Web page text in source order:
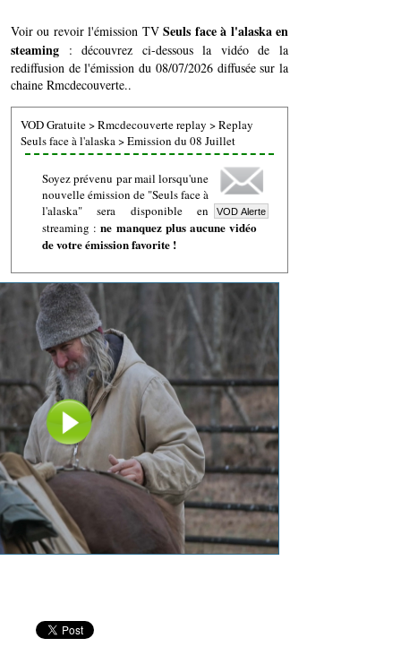
Voir ou revoir l'émission TVSeuls face à l'alaska en
steaming : découvrez ci-dessous la vidéo de la
rediffusion de l'émission du 08/07/2026 diffusée sur la
chaine Rmcdecouverte..
VOD Gratuite>Rmcdecouverte replay >Replay
Seuls face à l'alaska>Emission du 08 Juillet
Soyez prévenu par mail lorsqu'une
nouvelle émission de "Seuls face à
l'alaska" sera disponible en
streaming :ne manquez plus aucune vidéo
de votre émission favorite !